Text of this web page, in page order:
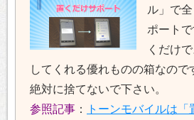
ル」で
ポート
くだけ
してくれる優れものの箱なので
絶対に捨てないで下さい。
参照記事 ：
トーンモバイルは「